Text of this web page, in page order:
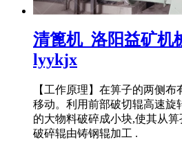
清篦机_洛阳益矿机
lyykjx
【工作原理】在箅子的两侧
移动。利用前部破切辊高速旋
的大物料破碎成小块,使其从
破碎辊由铸钢辊加工 .